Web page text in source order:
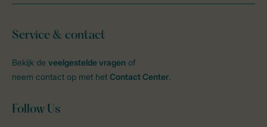
Service & contact
Bekijk de veelgestelde vragen of
neem contact op met het Contact Center.
Follow Us